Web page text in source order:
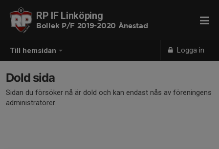
Till hemsidan Logga in
RP IF Linköping
Bollek P/F 2019-2020 Ånestad
Dold sida
Sidan du försöker nå är dold och kan endast nås av föreningens
administratörer.